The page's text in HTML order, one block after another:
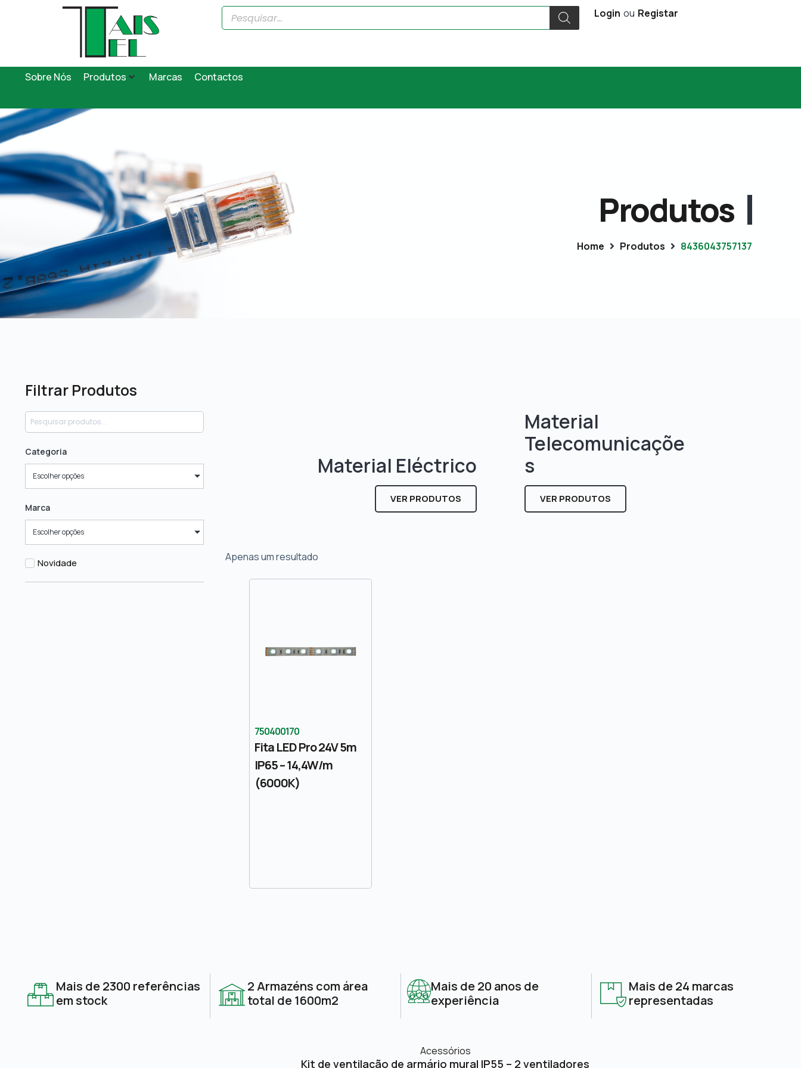
Login ou Registar
Sobre Nós Produtos Marcas Contactos
Produtos
Home Produtos 8436043757137
Filtrar Produtos
Categoria
Escolher opções
Marca
Escolher opções
Novidade
Material Eléctrico
VER PRODUTOS
Material
Telecomunicaçõe
s
VER PRODUTOS
Apenas um resultado
750400170
Fita LED Pro 24V 5m
IP65 – 14,4W/m
(6000K)
Mais de 2300 referências
em stock
2 Armazéns com área
total de 1600m2
Mais de 20 anos de
experiência
Mais de 24 marcas
representadas
Acessórios
Kit de ventilação de armário mural IP55 – 2 ventiladores